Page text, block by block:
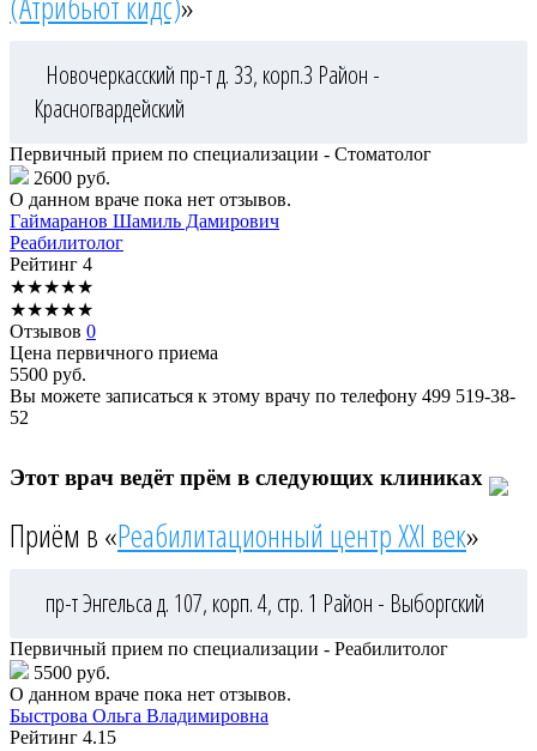
Новочеркасский пр-т д. 33, корп.3 Район -
Красногвардейский
Первичный прием по специализации - Стоматолог
2600 руб.
О данном враче пока нет отзывов.
Гаймаранов Шамиль Дамирович
Реабилитолог
Рейтинг 4
★★★★★
★★★★★
Отзывов 0
Цена первичного приема
5500 руб.
Вы можете записаться к этому врачу по телефону 499 519-38-
52
Этот врач ведёт прём в следующих клиниках
Приём в «Реабилитационный центр XXI век»
пр-т Энгельса д. 107, корп. 4, стр. 1 Район - Выборгский
Первичный прием по специализации - Реабилитолог
5500 руб.
О данном враче пока нет отзывов.
Быстрова Ольга Владимировна
Рейтинг 4.15